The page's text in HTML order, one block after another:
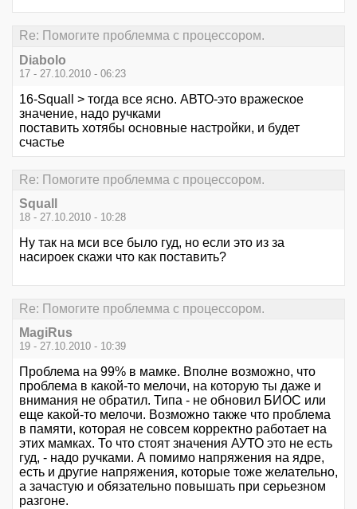
Re: Помогите проблемма с процессором.
Diabolo
17 - 27.10.2010 - 06:23
16-Squall > тогда все ясно. АВТО-это вражеское
значение, надо ручками
поставить хотябы основные настройки, и будет
счастье
Re: Помогите проблемма с процессором.
Squall
18 - 27.10.2010 - 10:28
Ну так на мси все было гуд, но если это из за
насироек скажи что как поставить?
Re: Помогите проблемма с процессором.
MagiRus
19 - 27.10.2010 - 10:39
Проблема на 99% в мамке. Вполне возможно, что
проблема в какой-то мелочи, на которую ты даже и
внимания не обратил. Типа - не обновил БИОС или
еще какой-то мелочи. Возможно также что проблема
в памяти, которая не совсем корректно работает на
этих мамках. То что стоят значения АУТО это не есть
гуд, - надо ручками. А помимо напряжения на ядре,
есть и другие напряжения, которые тоже желательно,
а зачастую и обязательно повышать при серьезном
разгоне.